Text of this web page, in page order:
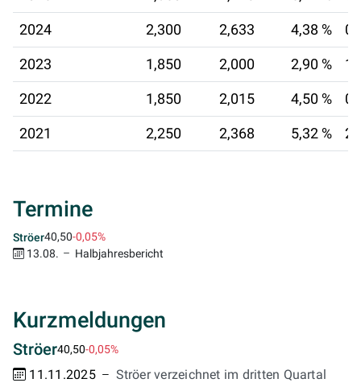
2024 2,300 2,633 4,38 %
2023 1,850 2,000 2,90 %
2022 1,850 2,015 4,50 %
2021 2,250 2,368 5,32 %
Termine
Ströer40,50-0,05%
13.08.
Halbjahresbericht
Kurzmeldungen
Ströer40,50-0,05%
11.11.2025
Ströer verzeichnet im dritten Quartal